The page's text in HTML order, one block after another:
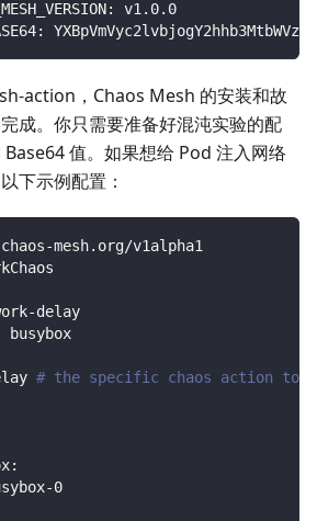
:
v1.0.0
:
action，Chaos Mesh 的安装和故
成。你只需要准备好混沌实验的配
值。如果想给 Pod 注入网络
下示例配置：
chaos-mesh.org/v1alpha1
-delay
busybox
# the specific chaos action to
:
-0